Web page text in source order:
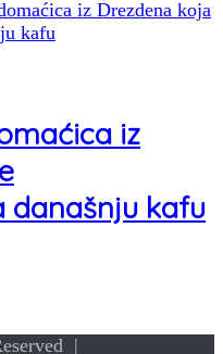
iz
današnju kafu
|